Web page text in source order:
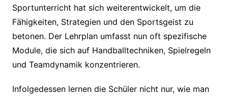
Sportunterricht hat sich weiterentwickelt, um die
Fähigkeiten, Strategien und den Sportsgeist zu
betonen. Der Lehrplan umfasst nun oft spezifische
Module, die sich auf Handballtechniken, Spielregeln
und Teamdynamik konzentrieren.
Infolgedessen lernen die Schüler nicht nur, wie man